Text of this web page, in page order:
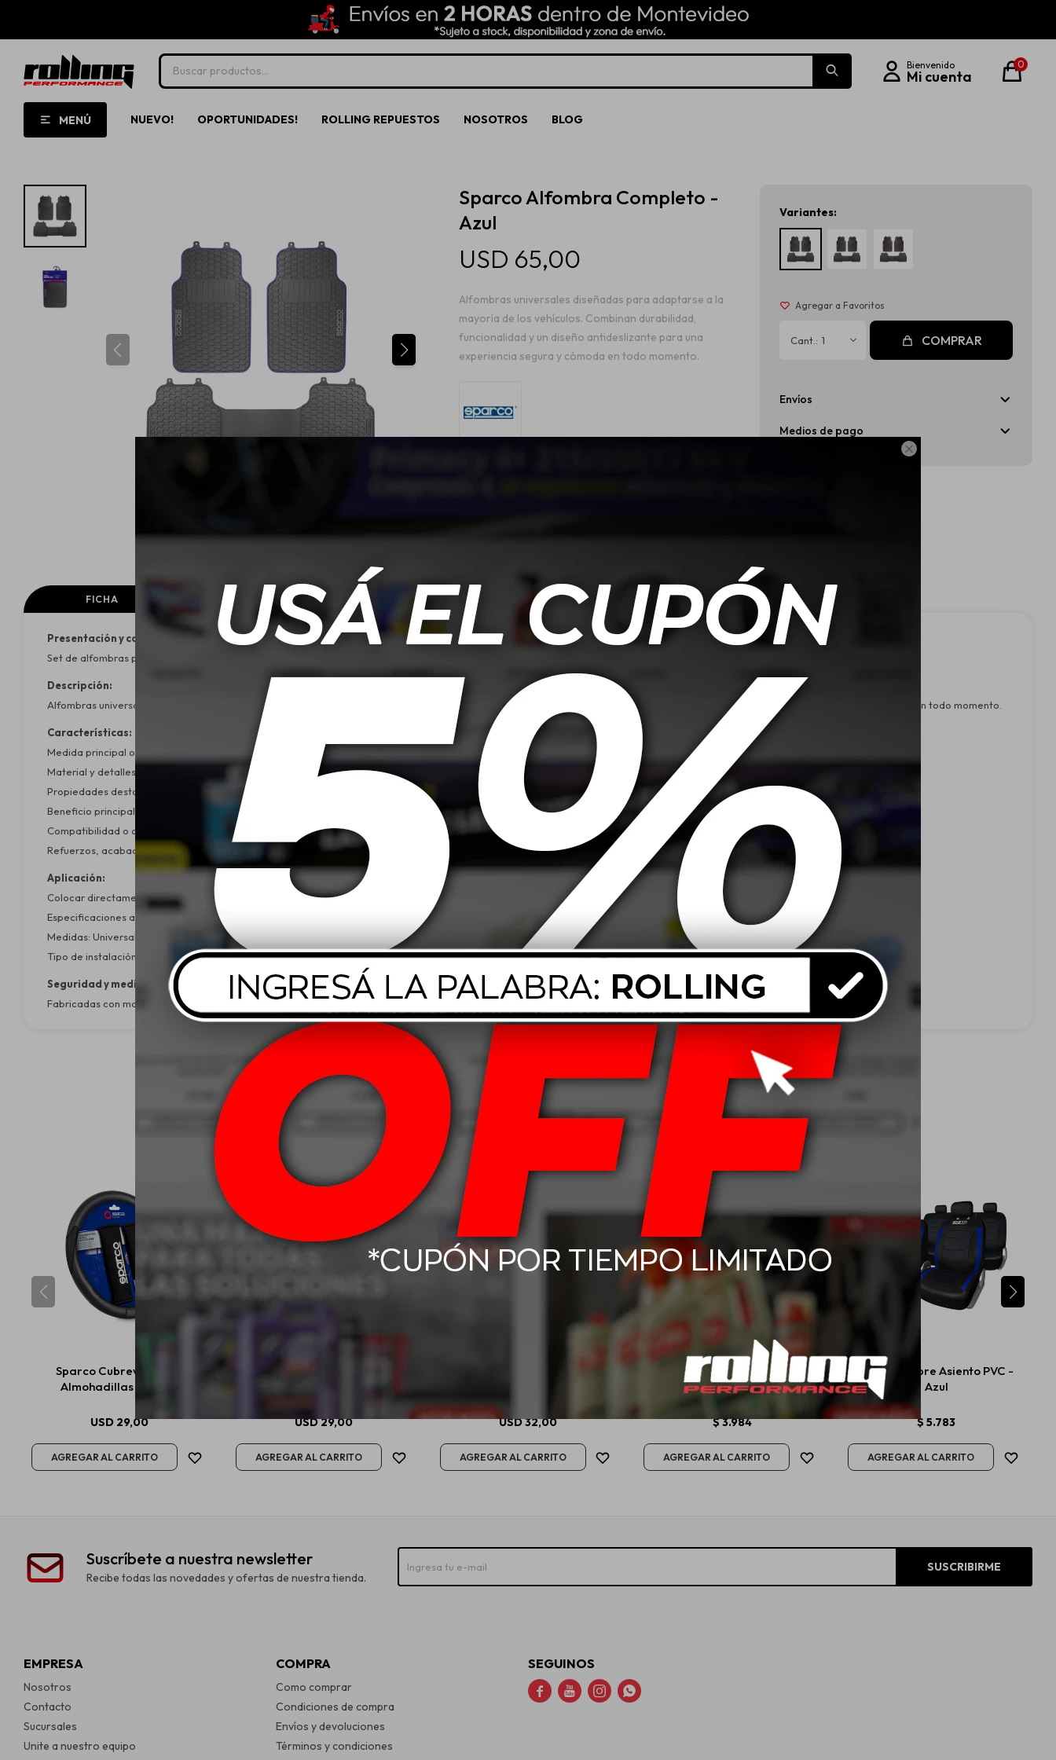

MENÚ NUEVO! OPORTUNIDADES! ROLLING REPUESTOS NOSOTROS BLOG
0
Sparco Alfombra Completo -
Azul
USD 65,00
Alfombras universales diseñadas para adaptarse a la
mayoría de los vehículos. Combinan durabilidad,
funcionalidad y un diseño antideslizante para una
experiencia segura y cómoda en todo momento.
Variantes:
1 COMPRAR
Envíos
Medios de pago
FICHA
Presentación y contenido:
Set de alfombras para auto que incluye 2 alfombras delanteras y 1 trasera.
Descripción:
Alfombras universales diseñadas para adaptarse a la mayoría de los vehículos. Combinan durabilidad, funcionalidad y un diseño antideslizante para una experiencia segura y cómoda en todo momento.
Características:
Medida principal o tamaño: Tamaño universal para vehículos estándar.
Material y detalles estéticos: Fabricadas con materiales resistentes, con acabado texturizado para mayor agarre.
Propiedades destacadas: Antideslizantes, resistentes al desgaste, ideales para todas las estaciones del año.
Beneficio principal: Protección del interior del vehículo, confort al conducir y fácil mantenimiento.
Compatibilidad o ajuste universal: Compatibles con la mayoría de los modelos de autos.
Refuerzos, acabados u otros beneficios adicionales: Base antideslizante para evitar movimientos, diseño que atrapa suciedad y humedad.
Aplicación:
Colocar directamente sobre el piso del vehículo. Se recomienda verificar medidas en caso de modelos muy específicos.
Especificaciones adicionales:
Medidas: Universales – se adaptan a la mayoría de los vehículos.
Tipo de instalación o montaje: Instalación directa, sin necesidad de herramientas.
Seguridad y medioambiente:
Fabricadas con materiales de alta resistencia que facilitan su limpieza, prolongando su vida útil. No contienen elementos tóxicos y pueden reciclarse parcialmente al finalizar su uso.
Productos que te pueden interesar
Sparco Cubrevolante +
Almohadillas - Negro
USD 29,00
Sparco Cubre Volante - Gris
USD29,00 USD32,00
Sparco Cubre Asiento - Azul
$3.984
Sparco Cubre Asiento PVC -
Azul
$ 5.783
Suscríbete a nuestra newsletter
Recibe todas las novedades y ofertas de nuestra tienda.
SUSCRIBIRME
EMPRESA
Nosotros
Contacto
Sucursales
Unite a nuestro equipo
COMPRA
Como comprar
Condiciones de compra
Envíos y devoluciones
Términos y condiciones
SEGUINOS
   